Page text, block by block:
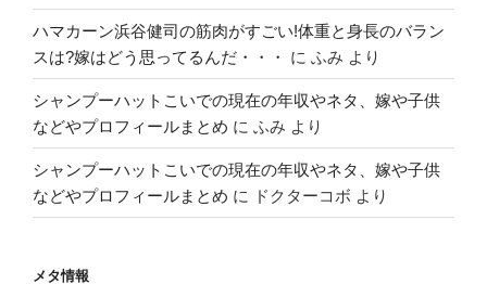
ハマカーン浜谷健司の筋肉がすごい!体重と身長のバラン
スは?嫁はどう思ってるんだ・・・
に ふみ より
シャンプーハットこいでの現在の年収やネタ、嫁や子供
などやプロフィールまとめ に ふみ より
シャンプーハットこいでの現在の年収やネタ、嫁や子供
などやプロフィールまとめ に ドクターコボ より
メタ情報